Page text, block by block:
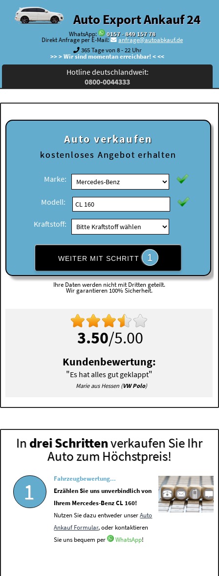
Auto Export Ankauf 24
WhatsApp:
0157 - 849 157 78
Direkt Anfrage per E-Mail:
anfrage@autoabkauf.de
365 Tage von 8 - 22 Uhr
>> > Wir sind momentan erreichbar! < <<
Hotline deutschlandweit:
0800-0044333
Auto verkaufen
kostenloses Angebot erhalten
Marke:
Modell:
Kraftstoff:
WEITER MIT SCHRITT 1
Ihre Daten werden nicht mit Dritten geteilt.
Wir garantieren 100% Sicherheit.
3.50/5.00
Kundenbewertung:
"Es hat alles gut geklappt"
Marie aus Hessen (VW Polo)
In drei Schrittenverkaufen Sie Ihr
Auto zum Höchstpreis!
1
Fahrzeugbewertung...
Erzählen Sie uns unverbindlich von
Ihrem Mercedes-Benz CL 160!
Nutzen Sie dazu entweder unserAuto
Ankauf Formular, oder kontaktieren
Sie uns bequem per
WhatsApp!